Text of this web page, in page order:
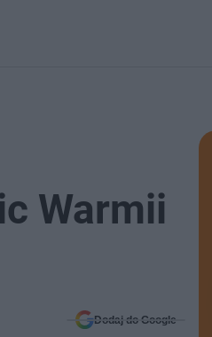
Warmii
Dodaj do Google